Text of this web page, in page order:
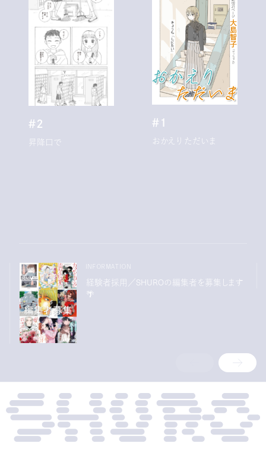
＃２
昇降口で
＃１
おかえり ただいま
INFORMATION
経験者採用／SHUROの編集者を募集します
🌴